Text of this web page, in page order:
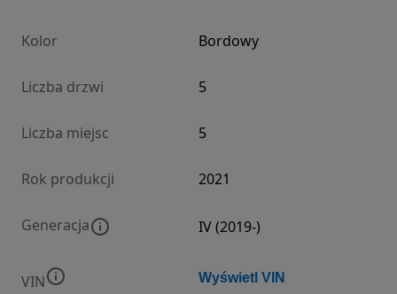
Kolor Bordowy
Liczba drzwi 5
Liczba miejsc 5
Rok produkcji 2021
Generacja IV (2019-)
VIN Wyświetl VIN